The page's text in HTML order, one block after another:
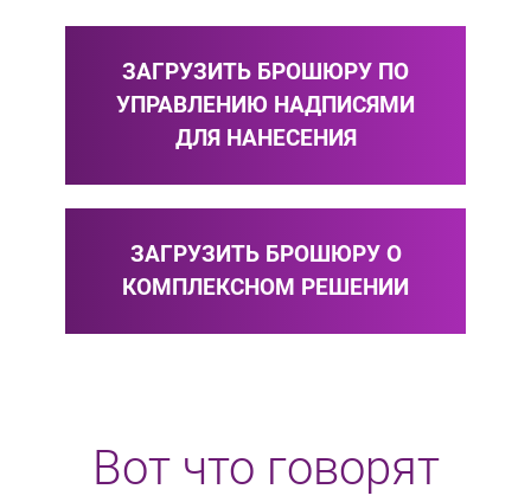
ЗАГРУЗИТЬ БРОШЮРУ ПО
УПРАВЛЕНИЮ НАДПИСЯМИ
ДЛЯ НАНЕСЕНИЯ
ЗАГРУЗИТЬ БРОШЮРУ О
КОМПЛЕКСНОМ РЕШЕНИИ
Вот что говорят